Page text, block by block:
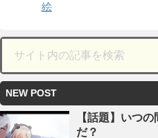
絵
NEW POST
【話題】いつ
だ？